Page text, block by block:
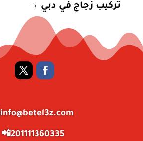
تركيب زجاج في دبي →
info@betel3z.com📩
201111360335📲